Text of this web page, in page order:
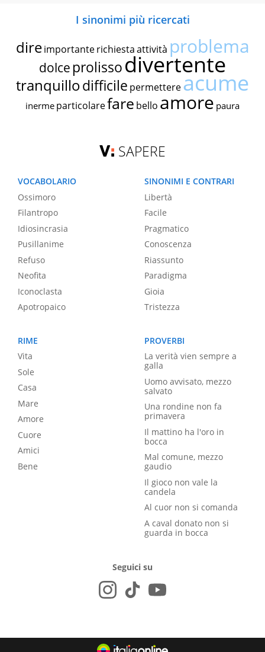
I sinonimi più ricercati
dire importante richiestaattività problema
dolce prolissodivertente
tranquillodifficile permettereacume
inerme particolarefare bello amore paura
SAPERE
VOCABOLARIO
Ossimoro
Filantropo
Idiosincrasia
Pusillanime
Refuso
Neofita
Iconoclasta
Apotropaico
SINONIMI E CONTRARI
Libertà
Facile
Pragmatico
Conoscenza
Riassunto
Paradigma
Gioia
Tristezza
RIME
Vita
Sole
Casa
Mare
Amore
Cuore
Amici
Bene
PROVERBI
La verità vien sempre a
galla
Uomo avvisato, mezzo
salvato
Una rondine non fa
primavera
Il mattino ha l'oro in
bocca
Mal comune, mezzo
gaudio
Il gioco non vale la
candela
Al cuor non si comanda
A caval donato non si
guarda in bocca
Seguici su